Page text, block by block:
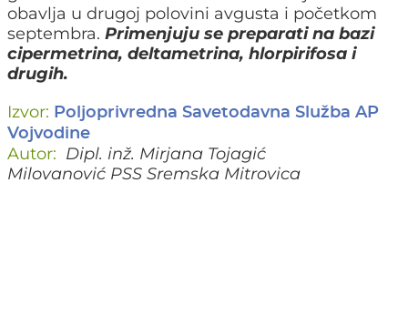
obavlja u drugoj polovini avgusta i početkom
septembra. Primenjuju se preparati na bazi
cipermetrina, deltametrina, hlorpirifosa i
drugih.
Izvor: Poljoprivredna Savetodavna Služba AP
Vojvodine
Autor: Dipl. inž. Mirjana Tojagić
Milovanović PSS Sremska Mitrovica